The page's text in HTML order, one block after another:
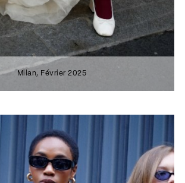
Milan, Février 2025